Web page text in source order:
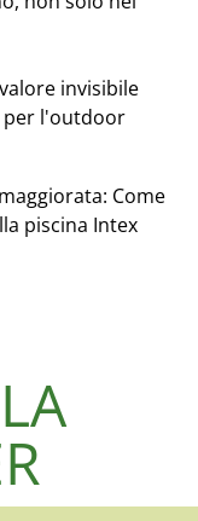
invisibile
per l'outdoor
Come
piscina Intex